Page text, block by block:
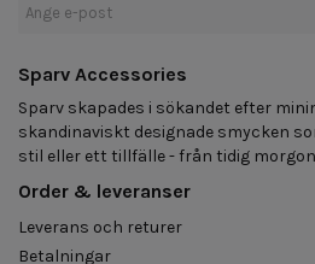
Sparv Accessories
Sparv skapades i sökandet efter
skandinaviskt designade smycken
stil eller ett tillfälle - från tidig
Order & leveranser
Leverans och returer
Betalningar